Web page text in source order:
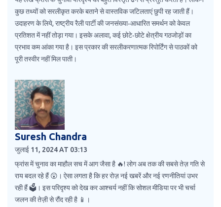
कुछ तथ्यों को सरलीकृत करके बताने से वास्तविक जटिलताएं छुपी रह जाती हैं।
उदाहरण के लिये, राष्ट्रीय रैली पार्टी की जनसंख्या‑आधारित समर्थन को केवल
प्रतिशत में नहीं तोड़ा गया। इसके अलावा, कई छोटे‑छोटे क्षेत्रीय गठजोड़ों का
प्रभाव कम आंका गया है। इस प्रकार की सरलीकरणात्मक रिपोर्टिंग से पाठकों को
पूरी तस्वीर नहीं मिल पाती।
Suresh Chandra
जुलाई 11, 2024 AT 03:13
फ्रांस में चुनाव का माहौल सच में आग जैसा है 🔥! लोग अब तक की सबसे तेज़ गति से
राय बदल रहे हैं 😲। ऐसा लगता है कि हर रोज़ नई खबरें और नई रणनीतियां उभर
रही हैं 🗳️। इस परिदृश्य को देख कर आश्चर्य नहीं कि सोशल मीडिया पर भी चर्चा
जलन की तेज़ी से रौंद रही है 📱।